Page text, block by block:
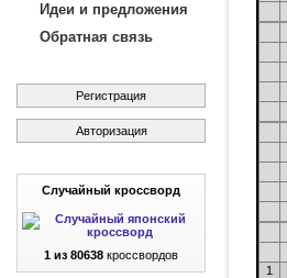
Идеи и предложения
Обратная связь
Регистрация
Авторизация
Случайный кроссворд
1 из 80638 кроссвордов
1